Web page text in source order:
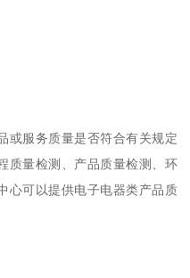
服务质量是否符合有关规定
质量检测、产品质量检测、环
心可以提供电子电器类产品质